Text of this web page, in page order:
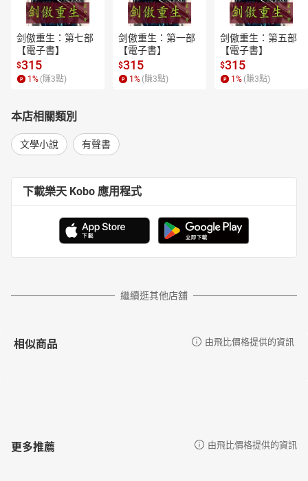
剑傲重生：第七部
【電子書】
$315
1 % (賺3點)
剑傲重生：第一部
【電子書】
$315
1 % (賺3點)
剑傲重生：第五部
【電子書】
$315
1 % (賺3點)
本店相關類別
文學小說 有聲書
下載樂天 Kobo 應用程式
繼續逛其他店舖
相似商品 由飛比價格提供的資訊
更多推薦 由飛比價格提供的資訊